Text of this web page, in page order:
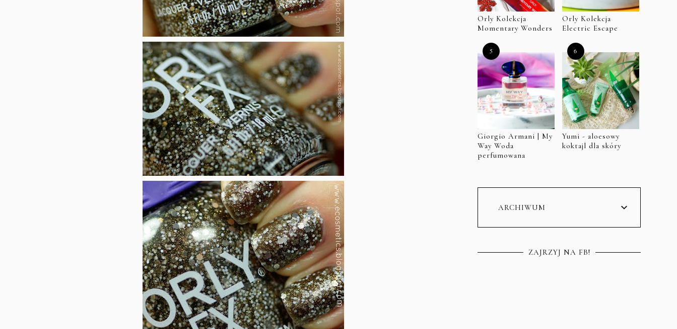
Orly Kolekcja
Momentary Wonders
Orly Kolekcja
Electric Escape
Giorgio Armani | My
Way Woda
perfumowana
Yumi - aloesowy
koktajl dla skóry
ARCHIWUM
ZAJRZYJ NA FB!